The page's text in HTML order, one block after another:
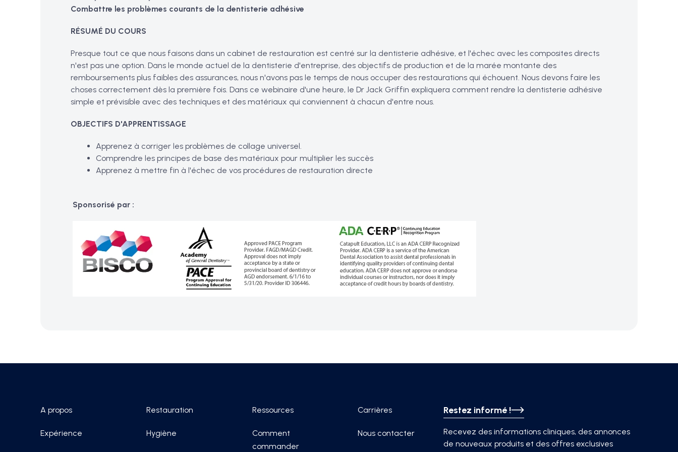
Combattre les problèmes courants de la dentisterie adhésive
RÉSUMÉ DU COURS
Presque tout ce que nous faisons dans un cabinet de restauration est centré sur la dentisterie adhésive, et l'échec avec les composites directs
n'est pas une option. Dans le monde actuel de la dentisterie d'entreprise, des objectifs de production et de la marée montante des
remboursements plus faibles des assurances, nous n'avons pas le temps de nous occuper des restaurations qui échouent. Nous devons faire les
choses correctement dès la première fois. Dans ce webinaire d'une heure, le Dr Jack Griffin expliquera comment rendre la dentisterie adhésive
simple et prévisible avec des techniques et des matériaux qui conviennent à chacun d'entre nous.
OBJECTIFS D'APPRENTISSAGE
Apprenez à corriger les problèmes de collage universel.
Comprendre les principes de base des matériaux pour multiplier les succès
Apprenez à mettre fin à l'échec de vos procédures de restauration directe
Sponsorisé par :
Restez informé !
Recevez des informations cliniques, des annonces
de nouveaux produits et des offres exclusives
A propos
Expérience
Restauration
Hygiène
Ressources
Comment
commander
Carrières
Nous contacter